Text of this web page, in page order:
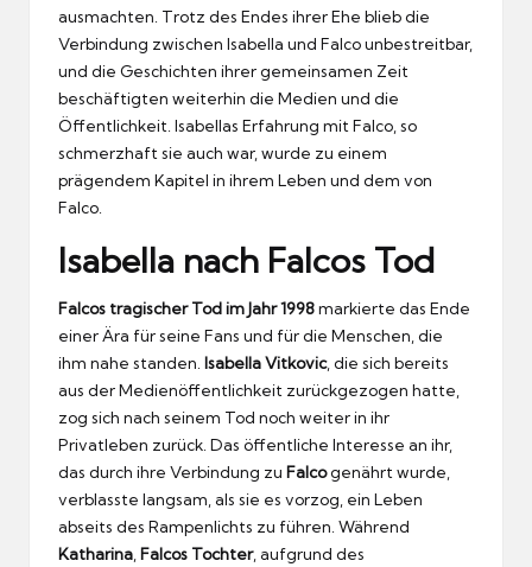
ausmachten. Trotz des Endes ihrer Ehe blieb die
Verbindung zwischen Isabella und Falco unbestreitbar,
und die Geschichten ihrer gemeinsamen Zeit
beschäftigten weiterhin die Medien und die
Öffentlichkeit. Isabellas Erfahrung mit Falco, so
schmerzhaft sie auch war, wurde zu einem
prägendem Kapitel in ihrem Leben und dem von
Falco.
Isabella nach Falcos Tod
Falcos tragischer Tod im Jahr 1998markierte das Ende
einer Ära für seine Fans und für die Menschen, die
ihm nahe standen. Isabella Vitkovic, die sich bereits
aus der Medienöffentlichkeit zurückgezogen hatte,
zog sich nach seinem Tod noch weiter in ihr
Privatleben zurück. Das öffentliche Interesse an ihr,
das durch ihre Verbindung zu Falcogenährt wurde,
verblasste langsam, als sie es vorzog, ein Leben
abseits des Rampenlichts zu führen. Während
Katharina Falcos Tochter, aufgrund des